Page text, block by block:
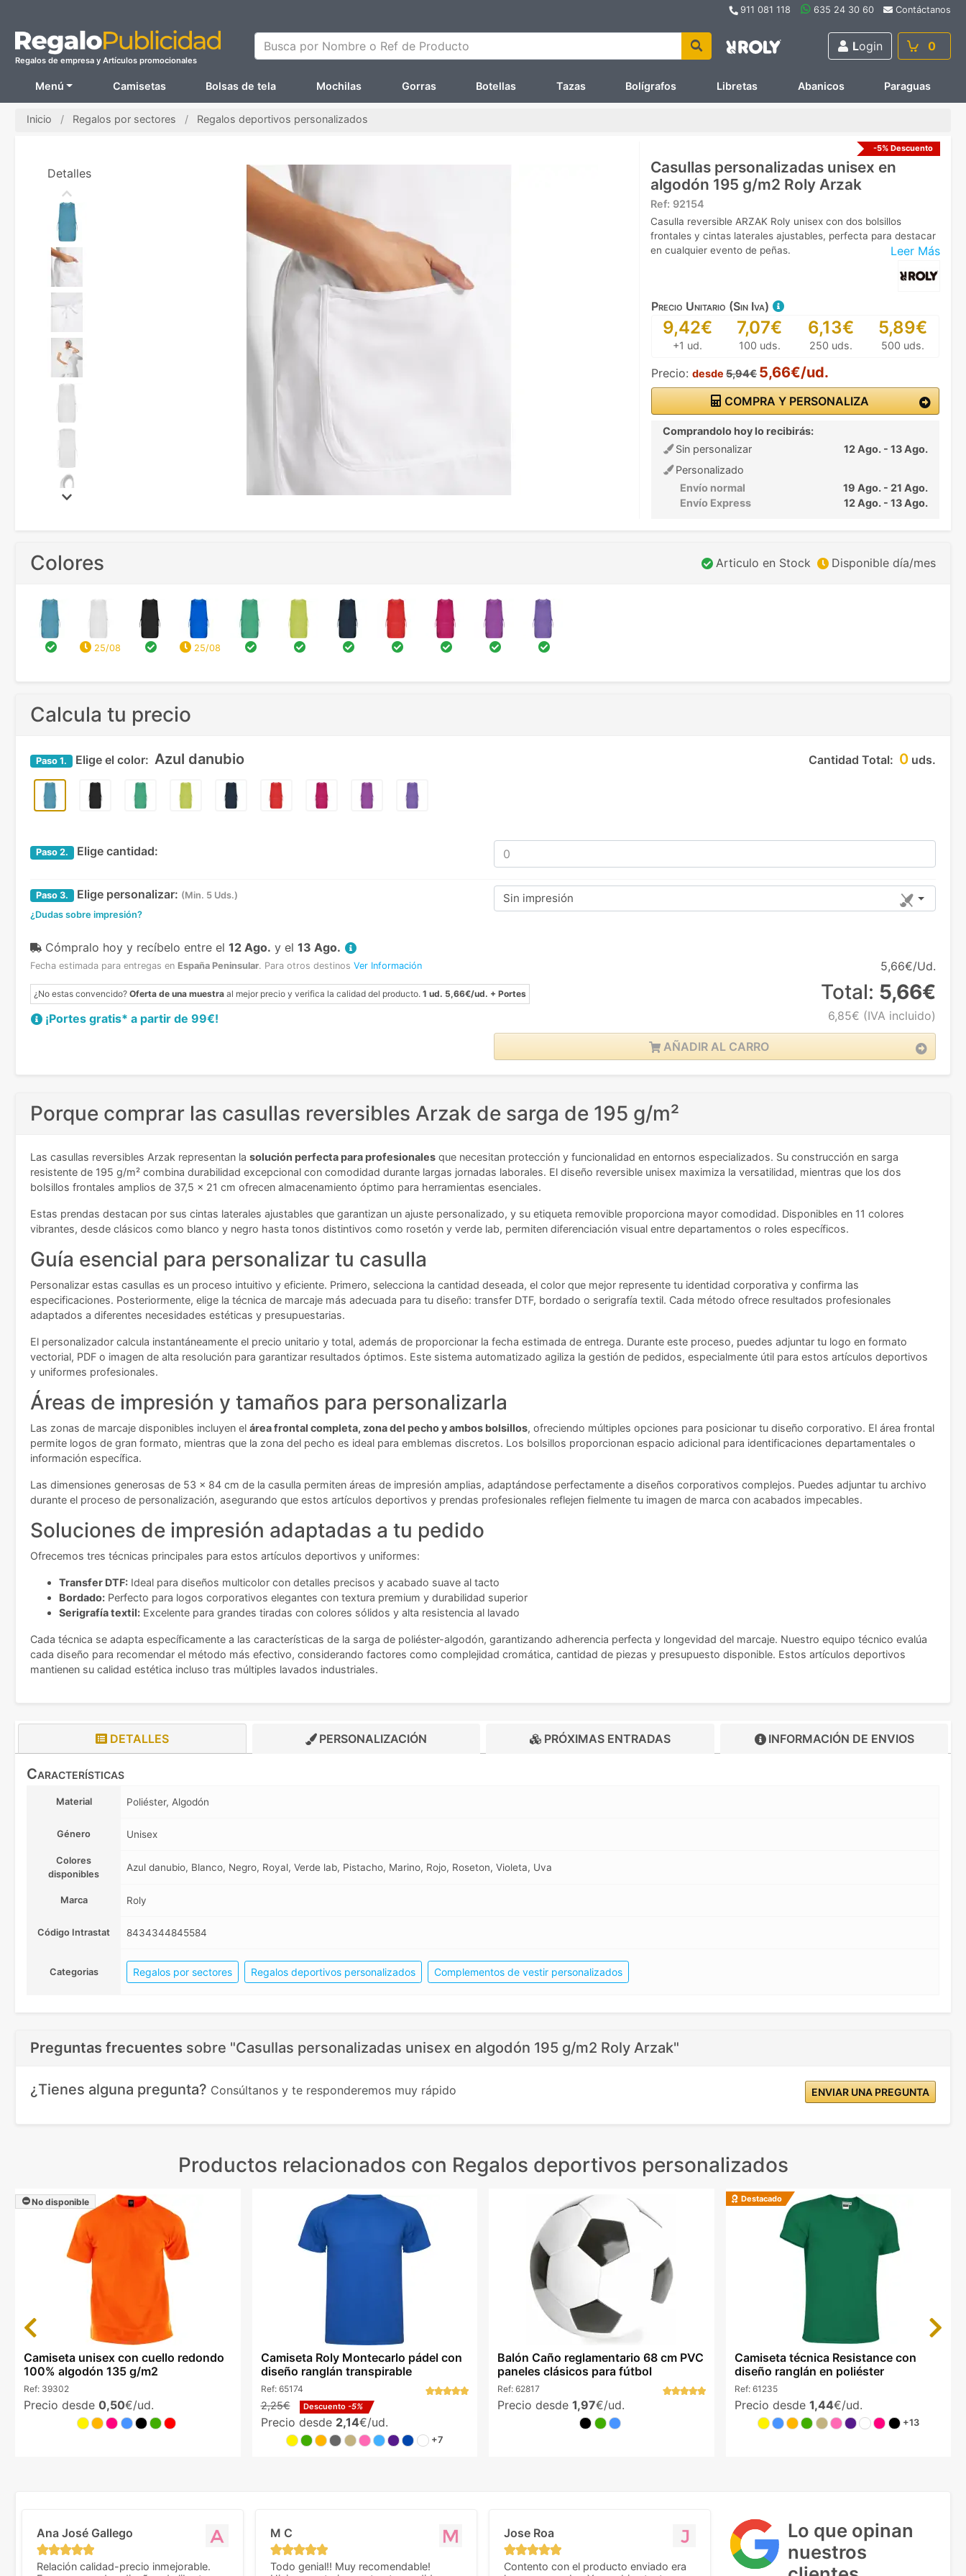
911 081 118 635 24 30 60 Contáctanos
Regalos de empresa y Artículos promocionales
Busca por Nombre o Ref de Producto Login 0
Menú Camisetas Bolsas de tela Mochilas Gorras Botellas Tazas Bolígrafos Libretas Abanicos Paraguas
Inicio Regalos por sectores Regalos deportivos personalizados
-5% Descuento
Casullas personalizadas unisex en
algodón 195 g/m2 Roly Arzak
Ref: 92154
Leer Más
Casulla reversible ARZAK Roly unisex con dos bolsillos
frontales y cintas laterales ajustables, perfecta para destacar
en cualquier evento de peñas.
Precio Unitario (Sin Iva)
9,42€
+1 ud.
7,07€
100 uds.
6,13€
250 uds.
5,89€
500 uds.
Precio: desde 5,94€ 5,66€/ud.
COMPRA Y PERSONALIZA
Comprandolo hoy lo recibirás:
Sin personalizar
12 Ago. - 13 Ago.
Personalizado
Envío normal
19 Ago. - 21 Ago.
Envío Express
12 Ago. - 13 Ago.
Detalles
Colores Articulo en Stock Disponible día/mes
25/08 25/08
Calcula tu precio
Cantidad Total: 0 uds.
Paso 1. Elige el color: Azul danubio
Paso 2. Elige cantidad:
Paso 3. Elige personalizar: (Min. 5 Uds.)
¿Dudas sobre impresión?
Sin impresión
Cómpralo hoy y recíbelo entre el 12 Ago. y el 13 Ago.
Fecha estimada para entregas en España Peninsular. Para otros destinos Ver Información
¿No estas convencido? Oferta de una muestra al mejor precio y verifica la calidad del producto. 1 ud. 5,66€/ud. + Portes
¡Portes gratis* a partir de 99€!
5,66€/Ud.
Total: 5,66€
6,85€ (IVA incluido)
AÑADIR AL CARRO
Porque comprar las casullas reversibles Arzak de sarga de 195 g/m²
Las casullas reversibles Arzak representan la solución perfecta para profesionales que necesitan protección y funcionalidad en entornos especializados. Su construcción en sarga
resistente de 195 g/m² combina durabilidad excepcional con comodidad durante largas jornadas laborales. El diseño reversible unisex maximiza la versatilidad, mientras que los dos
bolsillos frontales amplios de 37,5 x 21 cm ofrecen almacenamiento óptimo para herramientas esenciales.
Estas prendas destacan por sus cintas laterales ajustables que garantizan un ajuste personalizado, y su etiqueta removible proporciona mayor comodidad. Disponibles en 11 colores
vibrantes, desde clásicos como blanco y negro hasta tonos distintivos como rosetón y verde lab, permiten diferenciación visual entre departamentos o roles específicos.
Guía esencial para personalizar tu casulla
Personalizar estas casullas es un proceso intuitivo y eficiente. Primero, selecciona la cantidad deseada, el color que mejor represente tu identidad corporativa y confirma las
especificaciones. Posteriormente, elige la técnica de marcaje más adecuada para tu diseño: transfer DTF, bordado o serigrafía textil. Cada método ofrece resultados profesionales
adaptados a diferentes necesidades estéticas y presupuestarias.
El personalizador calcula instantáneamente el precio unitario y total, además de proporcionar la fecha estimada de entrega. Durante este proceso, puedes adjuntar tu logo en formato
vectorial, PDF o imagen de alta resolución para garantizar resultados óptimos. Este sistema automatizado agiliza la gestión de pedidos, especialmente útil para estos artículos deportivos
y uniformes profesionales.
Áreas de impresión y tamaños para personalizarla
Las zonas de marcaje disponibles incluyen el área frontal completa, zona del pecho y ambos bolsillos, ofreciendo múltiples opciones para posicionar tu diseño corporativo. El área frontal
permite logos de gran formato, mientras que la zona del pecho es ideal para emblemas discretos. Los bolsillos proporcionan espacio adicional para identificaciones departamentales o
información específica.
Las dimensiones generosas de 53 x 84 cm de la casulla permiten áreas de impresión amplias, adaptándose perfectamente a diseños corporativos complejos. Puedes adjuntar tu archivo
durante el proceso de personalización, asegurando que estos artículos deportivos y prendas profesionales reflejen fielmente tu imagen de marca con acabados impecables.
Soluciones de impresión adaptadas a tu pedido
Ofrecemos tres técnicas principales para estos artículos deportivos y uniformes:
Transfer DTF: Ideal para diseños multicolor con detalles precisos y acabado suave al tacto
Bordado: Perfecto para logos corporativos elegantes con textura premium y durabilidad superior
Serigrafía textil: Excelente para grandes tiradas con colores sólidos y alta resistencia al lavado
Cada técnica se adapta específicamente a las características de la sarga de poliéster-algodón, garantizando adherencia perfecta y longevidad del marcaje. Nuestro equipo técnico evalúa
cada diseño para recomendar el método más efectivo, considerando factores como complejidad cromática, cantidad de piezas y presupuesto disponible. Estos artículos deportivos
mantienen su calidad estética incluso tras múltiples lavados industriales.
DETALLES PERSONALIZACIÓN PRÓXIMAS ENTRADAS INFORMACIÓN DE ENVIOS
Características
Material Poliéster, Algodón
Género Unisex
Colores
disponibles
Azul danubio, Blanco, Negro, Royal, Verde lab, Pistacho, Marino, Rojo, Roseton, Violeta, Uva
Marca Roly
Código Intrastat 8434344845584
Categorias Regalos por sectores Regalos deportivos personalizados Complementos de vestir personalizados
Preguntas frecuentes sobre "Casullas personalizadas unisex en algodón 195 g/m2 Roly Arzak"
¿Tienes alguna pregunta? Consúltanos y te responderemos muy rápido ENVIAR UNA PREGUNTA
Productos relacionados con Regalos deportivos personalizados
No disponible
Camiseta unisex con cuello redondo
100% algodón 135 g/m2
Ref: 39302
Precio desde 0,50€/ud.
Camiseta Roly Montecarlo pádel con
diseño ranglán transpirable
Ref: 65174
2,25€ Descuento -5%
Precio desde 2,14€/ud.
+7
Balón Caño reglamentario 68 cm PVC
paneles clásicos para fútbol
Ref: 62817
Precio desde 1,97€/ud.
Destacado
Camiseta técnica Resistance con
diseño ranglán en poliéster
Ref: 61235
Precio desde 1,44€/ud.
+13
Previous Next
Lo que opinan
nuestros
Ana José Gallego
Relación calidad-precio inmejorable.
M C
Todo genial!! Muy recomendable!
Jose Roa
Contento con el producto enviado era